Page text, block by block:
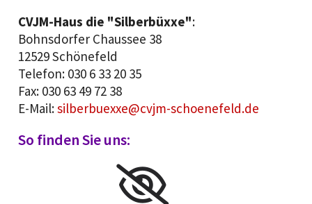
CVJM-Haus die "Silberbüxxe":
Bohnsdorfer Chaussee 38
12529 Schönefeld
Telefon: 030 6 33 20 35
Fax: 030 63 49 72 38
E-Mail:silberbuexxe@cvjm-schoenefeld.de
So finden Sie uns: